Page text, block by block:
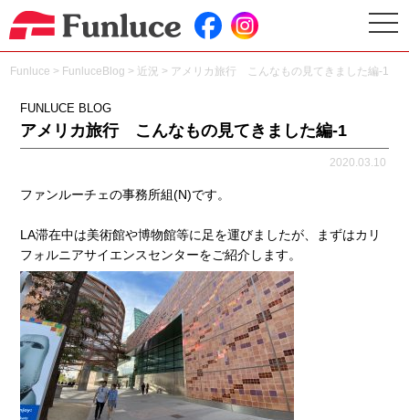
Funluce > FunluceBlog > 近況 > アメリカ旅行 こんなもの見てきました編-1
FUNLUCE BLOG
アメリカ旅行 こんなもの見てきました編-1
2020.03.10
ファンルーチェの事務所組(N)です。
LA滞在中は美術館や博物館等に足を運びましたが、まずはカリ
フォルニアサイエンスセンターをご紹介します。